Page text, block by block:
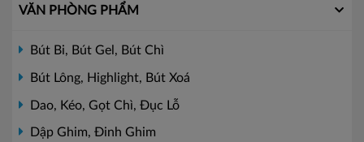
VĂN PHÒNG PHẨM
Bút Bi, Bút Gel, Bút Chì
Bút Lông, Highlight, Bút Xoá
Dao, Kéo, Gọt Chì, Đục Lỗ
Dập Ghim, Đinh Ghim